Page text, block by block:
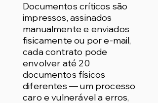
Documentos críticos são
impressos, assinados
manualmente e enviados
fisicamente ou por e-mail,
cada contrato pode
envolver até 20
documentos físicos
diferentes — um processo
caro e vulnerável a erros,